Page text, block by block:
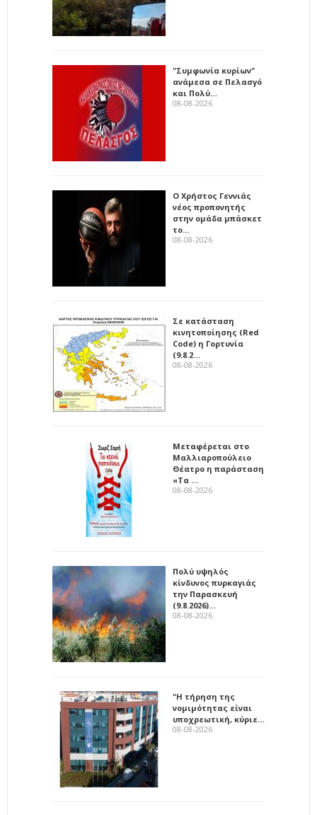
"Συμφωνία κυρίων"
ανάμεσα σε Πελασγό
και Πολύ…
08-08-2026
Ο Χρήστος Γεννιάς
νέος προπονητής
στην ομάδα μπάσκετ
το…
08-08-2026
Σε κατάσταση
κινητοποίησης (Red
Code) η Γορτυνία
(9.8.2…
08-08-2026
Μεταφέρεται στο
Μαλλιαροπούλειο
Θέατρο η παράσταση
«Τα …
08-08-2026
Πολύ υψηλός
κίνδυνος πυρκαγιάς
την Παρασκευή
(9.8.2026)…
08-08-2026
"Η τήρηση της
νομιμότητας είναι
υποχρεωτική, κύριε…
08-08-2026